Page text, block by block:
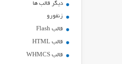
دیگر قالب ها
زنفورو
قالب Flash
قالب HTML
قالب WHMCS